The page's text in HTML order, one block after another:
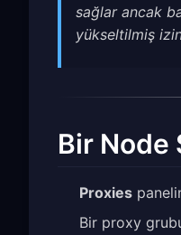
sağlar ancak
yükseltilmiş
Bir Node
Proxies
Bir proxy